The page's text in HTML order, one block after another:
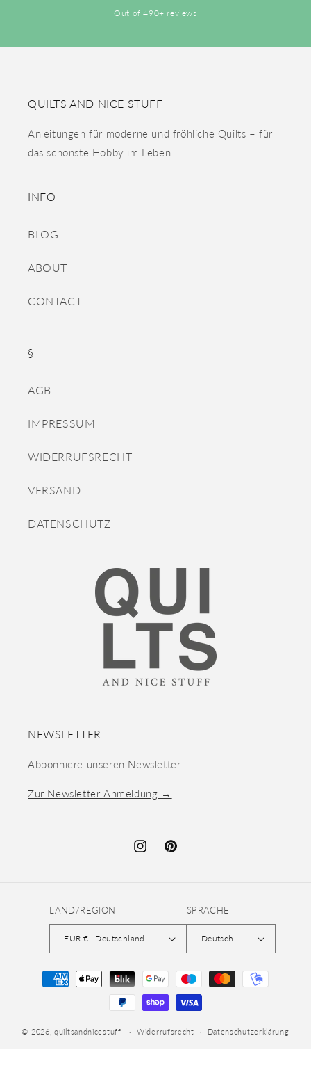
Out of 490+ reviews
QUILTS AND NICE STUFF
Anleitungen für moderne und fröhliche Quilts – für
das schönste Hobby im Leben.
INFO
BLOG
ABOUT
CONTACT
§
AGB
IMPRESSUM
WIDERRUFSRECHT
VERSAND
DATENSCHUTZ
NEWSLETTER
Abbonniere unseren Newsletter
Zur Newsletter Anmeldung →
InstagramPinterest
LAND/REGION
EUR € | Deutschland
SPRACHE
Deutsch
Zahlungsmethoden
© 2026,quiltsandnicestuff Widerrufsrecht Datenschutzerklärung